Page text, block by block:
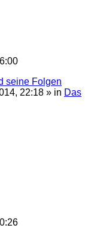
seine Folgen
22:18 » in Das